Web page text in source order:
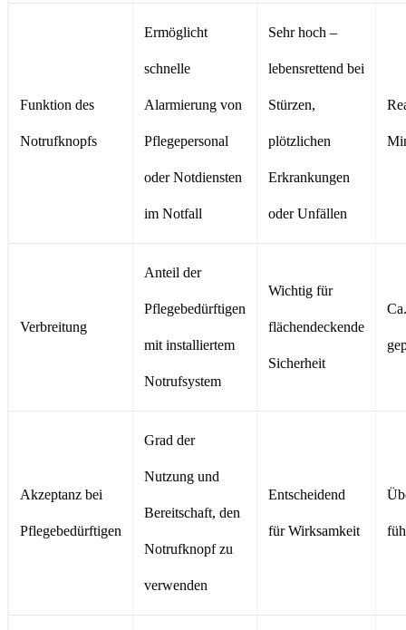
Funktion des
Notrufknopfs
Ermöglicht
schnelle
Alarmierung von
Pflegepersonal
oder Notdiensten
im Notfall
Sehr hoch –
lebensrettend bei
Stürzen,
plötzlichen
Erkrankungen
oder Unfällen
Verbreitung
Anteil der
Pflegebedürftigen
mit installiertem
Notrufsystem
Wichtig für
flächendeckende
Sicherheit
Akzeptanz bei
Pflegebedürftigen
Grad der
Nutzung und
Bereitschaft, den
Notrufknopf zu
verwenden
Entscheidend
für Wirksamkeit